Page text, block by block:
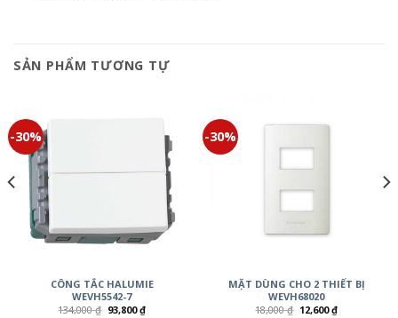
SẢN PHẨM TƯƠNG TỰ
-30%
CÔNG TẮC HALUMIE
WEVH5542-7
134,000₫ 93,800₫
-30%
MẶT DÙNG CHO 2 THIẾT BỊ
WEVH68020
18,000₫ 12,600₫